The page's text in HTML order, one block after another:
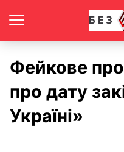
Фейкове
про дату
Україні»